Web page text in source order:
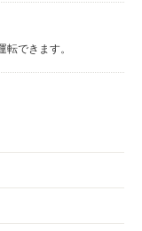
できます。